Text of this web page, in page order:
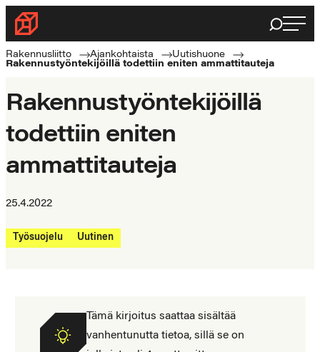
Siirry
suoraan
sisältöön
Rakennusliitto
Rakennusalan
ammattilaisten
Haku
Rakennusliitto Ajankohtaista
Uutishuone
Rakennustyöntekijöillä todettiin eniten ammattitauteja
Rakennustyöntekijöillä
todettiin eniten
ammattitauteja
25.4.2022
Työsuojelu Uutinen
Tämä kirjoitus saattaa sisältää
vanhentunutta tietoa, sillä se on